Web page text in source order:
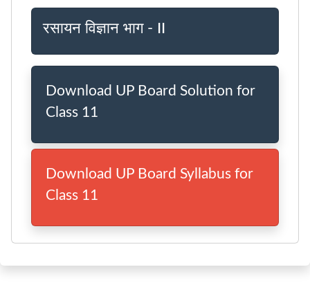
रसायन विज्ञान भाग - II
Download UP Board Solution for
Class 11
Download UP Board Syllabus for
Class 11